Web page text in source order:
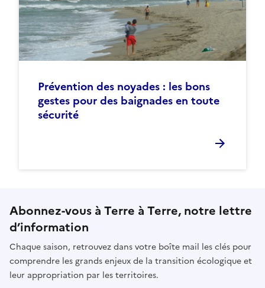
Prévention des noyades : les bons
gestes pour des baignades en toute
sécurité
Abonnez-vous à Terre à Terre, notre lettre
d’information
Chaque saison, retrouvez dans votre boîte mail les clés pour
comprendre les grands enjeux de la transition écologique et
leur appropriation par les territoires.